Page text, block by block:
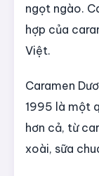
ngọt ngào.
hợp của
Việt.
Caramen
1995 là một
hơn cả, từ
xoài, sữa